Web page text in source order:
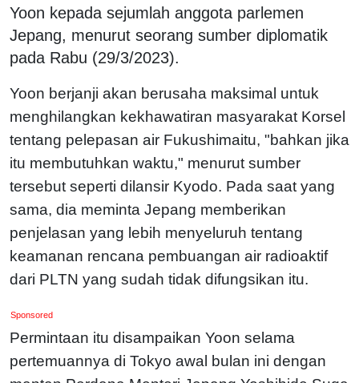
Yoon kepada sejumlah anggota parlemen
Jepang, menurut seorang sumber diplomatik
pada Rabu (29/3/2023).
Yoon berjanji akan berusaha maksimal untuk
menghilangkan kekhawatiran masyarakat Korsel
tentang pelepasan air Fukushimaitu, "bahkan jika
itu membutuhkan waktu," menurut sumber
tersebut seperti dilansir Kyodo. Pada saat yang
sama, dia meminta Jepang memberikan
penjelasan yang lebih menyeluruh tentang
keamanan rencana pembuangan air radioaktif
dari PLTN yang sudah tidak difungsikan itu.
Sponsored
Permintaan itu disampaikan Yoon selama
pertemuannya di Tokyo awal bulan ini dengan